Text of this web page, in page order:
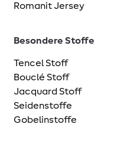
Romanit Jersey
Besondere Stoffe
Tencel Stoff
Bouclé Stoff
Jacquard Stoff
Seidenstoffe
Gobelinstoffe